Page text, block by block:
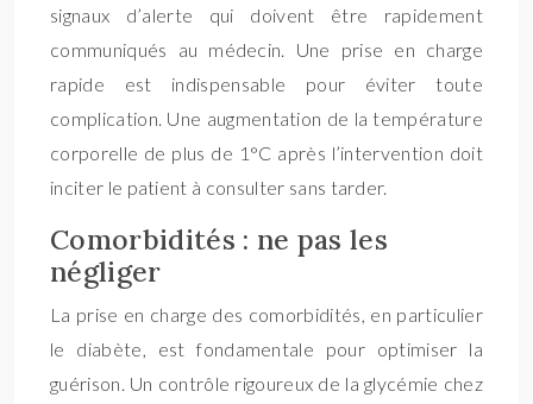
signaux d’alerte qui doivent être rapidement
communiqués au médecin. Une prise en charge
rapide est indispensable pour éviter toute
complication. Une augmentation de la température
corporelle de plus de 1°C après l’intervention doit
inciter le patient à consulter sans tarder.
Comorbidités : ne pas les
négliger
La prise en charge des comorbidités, en particulier
le diabète, est fondamentale pour optimiser la
guérison. Un contrôle rigoureux de la glycémie chez